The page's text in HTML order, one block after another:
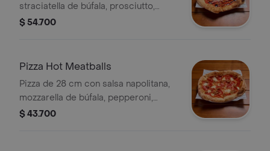
straciatella de búfala, prosciutto,
reducción de balsámico, tomate
$ 54.700
Pizza Hot Meatballs
Pizza de 28 cm con salsa napolitana,
mozzarella de búfala, pepperoni,
albondigas y hot honey.
$ 43.700